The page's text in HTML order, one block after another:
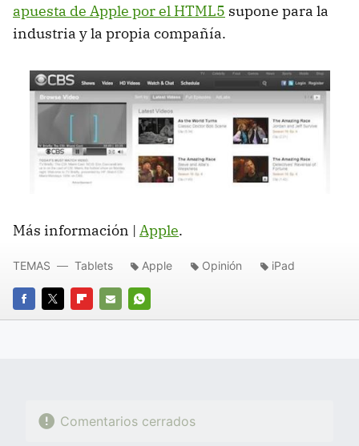
apuesta de Apple por el HTML5 supone para la
industria y la propia compañía.
Más información | Apple.
FACEBOOK
TWITTERFLIPBOARD
E-
WHATSAPP
TEMAS Tablets Apple Opinión iPad
Comentarios cerrados